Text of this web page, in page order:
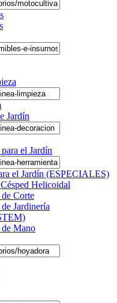
Jardín
el Jardín
el Jardín (ESPECIALES)
Helicoidal
Corte
Jardinería
de Mano